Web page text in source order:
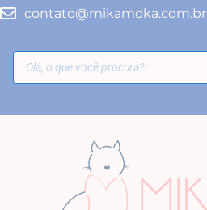
contato@mikamoka.com.br